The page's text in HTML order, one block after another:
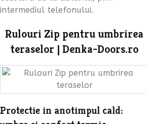
intermediul telefonului.
Rulouri Zip pentru umbrirea
teraselor | Denka-Doors.ro
Protectie in anotimpul cald: